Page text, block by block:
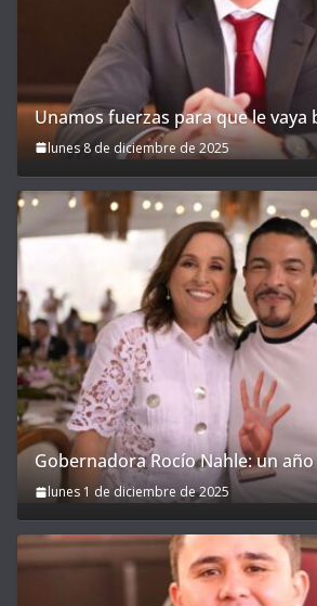
Unamos fuerzas para que le vaya
lunes 8 de diciembre de 2025
Gobernadora Rocío Nahle: un año
lunes 1 de diciembre de 2025